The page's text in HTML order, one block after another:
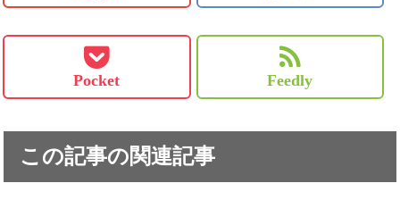
Pocket Feedly
この記事の関連記事